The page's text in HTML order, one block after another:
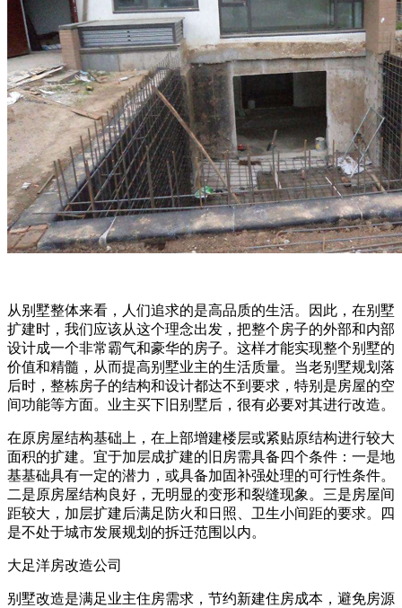
从别墅整体来看，人们追求的是高品质的生活。因此，在别墅
扩建时，我们应该从这个理念出发，把整个房子的外部和内部
设计成一个非常霸气和豪华的房子。这样才能实现整个别墅的
价值和精髓，从而提高别墅业主的生活质量。当老别墅规划落
后时，整栋房子的结构和设计都达不到要求，特别是房屋的空
间功能等方面。业主买下旧别墅后，很有必要对其进行改造。
在原房屋结构基础上，在上部增建楼层或紧贴原结构进行较大
面积的扩建。宜于加层成扩建的旧房需具备四个条件：一是地
基基础具有一定的潜力，或具备加固补强处理的可行性条件。
二是原房屋结构良好，无明显的变形和裂缝现象。三是房屋间
距较大，加层扩建后满足防火和日照、卫生小间距的要求。四
是不处于城市发展规划的拆迁范围以内。
大足洋房改造公司
别墅改造是满足业主住房需求，节约新建住房成本，避免房源